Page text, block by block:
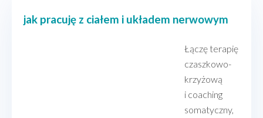
jak pracuję z ciałem i układem nerwowym
Łączę terapię
czaszkowo-
krzyżową
i coaching
somatyczny,